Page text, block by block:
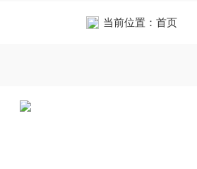
当前位置： 首页